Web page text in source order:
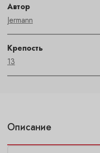
Автор
Jermann
Крепость
13
Описание